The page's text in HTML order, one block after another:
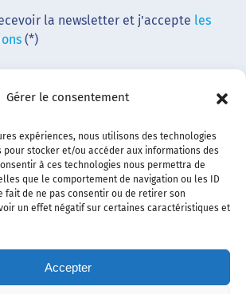
Gérer le consentement
expériences, nous utilisons des technologies
stocker et/ou accéder aux informations des
à ces technologies nous permettra de
que le comportement de navigation ou les ID
fait de ne pas consentir ou de retirer son
un effet négatif sur certaines caractéristiques et
Accepter
la newsletter et j'accepte les
(*)